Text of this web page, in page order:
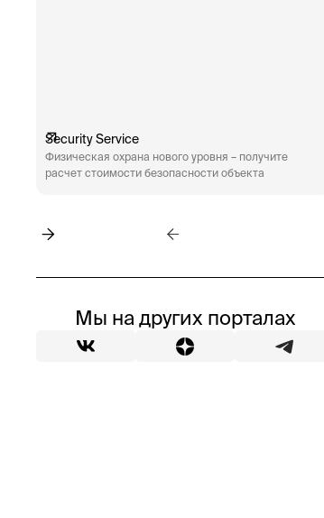
Security Service
Физическая охрана нового уровня – получите
расчет стоимости безопасности объекта
Мы на других порталах